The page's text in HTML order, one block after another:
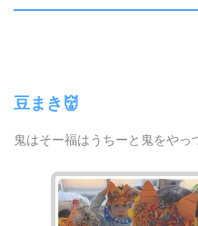
豆まき👹
鬼はそー福はうちーと鬼をや